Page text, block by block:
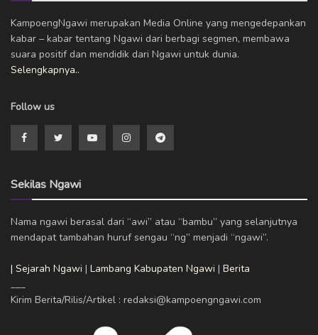
KampoengNgawi merupakan Media Online yang mengedepankan
kabar – kabar tentang Ngawi dari berbagi segmen, membawa
suara positif dan mendidik dari Ngawi untuk dunia.
Selengkapnya..
Follow us
Sekilas Ngawi
Nama ngawi berasal dari “awi” atau “bambu” yang selanjutnya
mendapat tambahan huruf sengau “ng” menjadi “ngawi”.
| Sejarah Ngawi | Lambang Kabupaten Ngawi | Berita
___
Kirim Berita/Rilis/Artikel : redaksi@kampoengngawi.com